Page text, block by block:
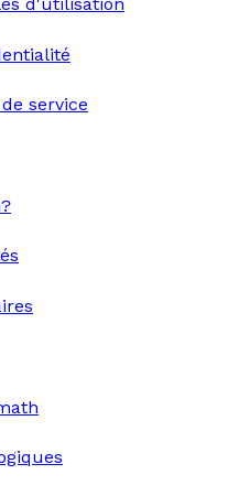
service